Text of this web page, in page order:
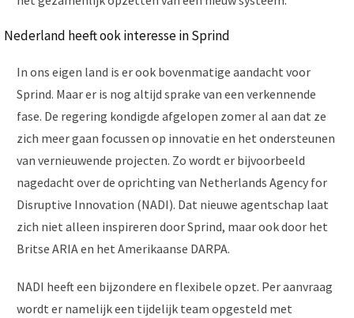
Nederland heeft ook interesse in Sprind
In ons eigen land is er ook bovenmatige aandacht voor
Sprind. Maar er is nog altijd sprake van een verkennende
fase. De regering kondigde afgelopen zomer al aan dat ze
zich meer gaan focussen op innovatie en het ondersteunen
van vernieuwende projecten. Zo wordt er bijvoorbeeld
nagedacht over de oprichting van Netherlands Agency for
Disruptive Innovation (NADI). Dat nieuwe agentschap laat
zich niet alleen inspireren door Sprind, maar ook door het
Britse ARIA en het Amerikaanse DARPA.
NADI heeft een bijzondere en flexibele opzet. Per aanvraag
wordt er namelijk een tijdelijk team opgesteld met